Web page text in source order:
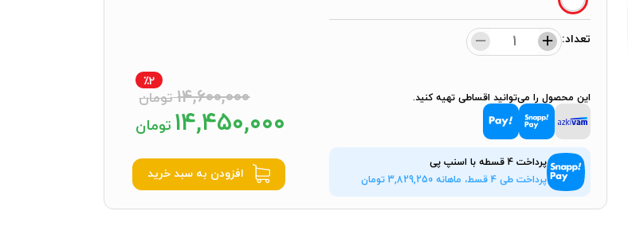
تعداد:
این محصول را می‌توانید اقساطی تهیه کنید.
پرداخت 4 قسطه با اسنپ پی
پرداخت طی 4 قسط، ماهانه
3,829,250تومان
٪2
۱۴,۶۰۰,۰۰۰ تومان
۱۴,۴۵۰,۰۰۰ تومان
افزودن به سبد خرید